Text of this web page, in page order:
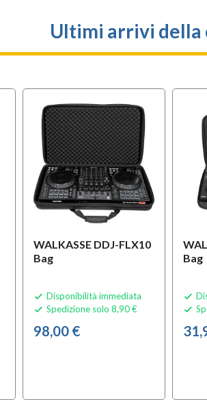
Ultimi arrivi della
WALKASSE DDJ-FLX10
Bag
 Disponibilità immediata
 Spedizione solo 8,90 €
98,00 €
Bag

